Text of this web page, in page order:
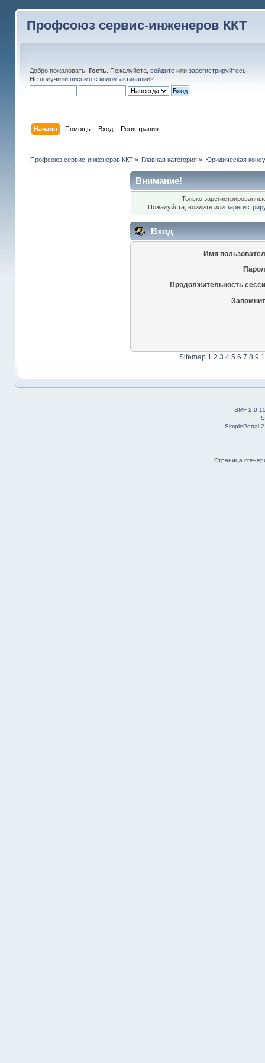
Профсоюз сервис-инженеров ККТ
Добро пожаловать, Гость. Пожалуйста, войдитеили зарегистрируйтесь.
Не получили письмо с кодом активации?
Начало Помощь Вход Регистрация
Профсоюз сервис-инженеров ККТ» Главная категория » Юридическая
Внимание!
Только
Пожалуйста, войдите или
Вход
Имя
Продолжительность
Sitemap 1 2 3 4 5 6 7 8 9
SMF
SimplePortal
Страница